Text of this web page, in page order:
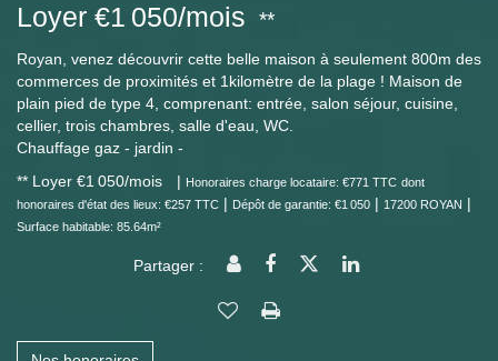
Loyer €1 050/mois **
Royan, venez découvrir cette belle maison à seulement 800m des
commerces de proximités et 1kilomètre de la plage ! Maison de
plain pied de type 4, comprenant: entrée, salon séjour, cuisine,
cellier, trois chambres, salle d'eau, WC.
Chauffage gaz - jardin -
** Loyer €1 050/mois | Honoraires charge locataire: €771 TTC dont
honoraires d'état des lieux: €257 TTC | Dépôt de garantie: €1 050 | 17200 ROYAN |
Surface habitable: 85.64m²
Partager :